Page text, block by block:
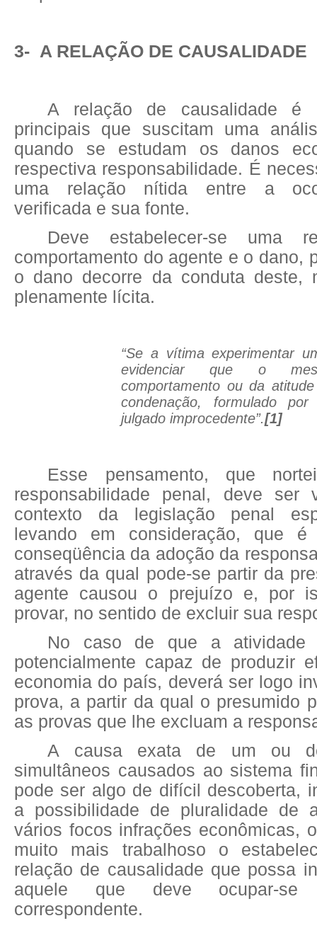
3- A RELAÇÃO DE CAUSALIDADE
A relação de causalidade é
principais que suscitam uma
quando se estudam os danos
respectiva responsabilidade. É
uma relação nítida entre a
verificada e sua fonte.
Deve estabelecer-se uma
comportamento do agente e o dano,
o dano decorre da conduta deste,
plenamente lícita.
“Se a vítima experimentar
evidenciar que o
comportamento ou da
condenação, formulado
julgado improcedente”.[1]
Esse pensamento, que
responsabilidade penal, deve ser
contexto da legislação penal
levando em consideração, que é
conseqüência da adoção da
através da qual pode-se partir da
agente causou o prejuízo e, por
provar, no sentido de excluir sua
No caso de que a atividade
potencialmente capaz de produzir
economia do país, deverá ser logo
prova, a partir da qual o presumido
as provas que lhe excluam a
A causa exata de um ou
simultâneos causados ao sistema
pode ser algo de difícil descoberta,
a possibilidade de pluralidade de
vários focos infrações econômicas,
muito mais trabalhoso o
relação de causalidade que possa
aquele que deve ocupar-se
correspondente.